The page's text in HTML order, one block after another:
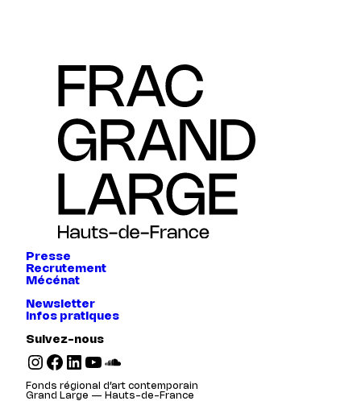
Presse
Recrutement
Mécénat
Newsletter
Infos pratiques
Suivez-nous
Instagram Facebook LinkedIn YouTube SoundCloud
Fonds régional d’art contemporain
Grand Large — Hauts-de-France